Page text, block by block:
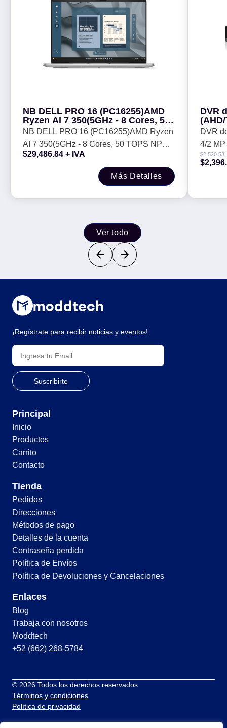
NB DELL PRO 16 (PC16255)AMD
Ryzen AI 7 350(5GHz - 8 Cores, 50
TOPS NPU), 16 GB, 16, 512 GB, W
11 Pro, Garantía 3 Year,
PC16255_R7KRK16512WPs_3WR
D6R48.
NB DELL PRO 16 (PC16255)AMD Ryzen
AI 7 350(5GHz - 8 Cores, 50 TOPS NPU),
16 GB, 16, 512 GB, W 11 Pro, Garantía 3
Year, PC16255_R7KRK16512WPs_3WR
$29,486.84 + IVA
Más Detalles
DVR
(AHD/
4
DVR
4/2 MP
MP
$2,520.53
$
Ver todo
¡Regístrate para recibir noticias y eventos!
Principal
Inicio
Productos
Carrito
Contacto
Tienda
Pedidos
Direcciones
Métodos de pago
Detalles de la cuenta
Contraseña perdida
Política de Envíos
Política de Devoluciones y Cancelaciones
Enlaces
Blog
Trabaja con nosotros
Moddtech
+52 (662) 268-5784
© 2026 Todos los derechos reservados
Términos y condiciones
Política de privacidad